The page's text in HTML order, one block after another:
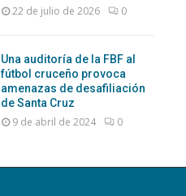
22 de julio de 2026 0
Una auditoría de la FBF al
fútbol cruceño provoca
amenazas de desafiliación
de Santa Cruz
9 de abril de 2024 0